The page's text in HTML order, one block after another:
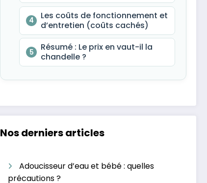
4
Les coûts de fonctionnement et
d’entretien (coûts cachés)
5
Résumé : Le prix en vaut-il la
chandelle ?
Nos derniers articles
Adoucisseur d’eau et bébé : quelles
précautions ?